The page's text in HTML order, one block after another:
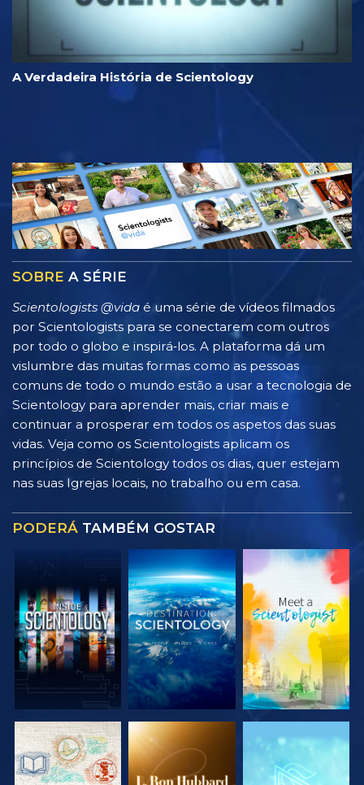
A Verdadeira História de Scientology
SOBRE A SÉRIE
Scientologists @vida é uma série de vídeos filmados
por Scientologists para se conectarem com outros
por todo o globo e inspirá‑los. A plataforma dá um
vislumbre das muitas formas como as pessoas
comuns de todo o mundo estão a usar a tecnologia de
Scientology para aprender mais, criar mais e
continuar a prosperar em todos os aspetos das suas
vidas. Veja como os Scientologists aplicam os
princípios de Scientology todos os dias, quer estejam
nas suas Igrejas locais, no trabalho ou em casa.
PODERÁ TAMBÉM GOSTAR
EXPLORAR A
EXPLORAR A
EXPLORAR A